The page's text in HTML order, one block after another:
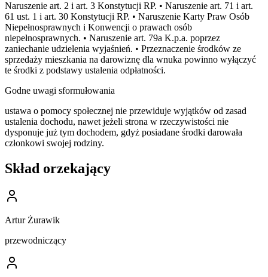
Naruszenie art. 2 i art. 3 Konstytucji RP. • Naruszenie art. 71 i art.
61 ust. 1 i art. 30 Konstytucji RP. • Naruszenie Karty Praw Osób
Niepełnosprawnych i Konwencji o prawach osób
niepełnosprawnych. • Naruszenie art. 79a K.p.a. poprzez
zaniechanie udzielenia wyjaśnień. • Przeznaczenie środków ze
sprzedaży mieszkania na darowiznę dla wnuka powinno wyłączyć
te środki z podstawy ustalenia odpłatności.
Godne uwagi sformułowania
ustawa o pomocy społecznej nie przewiduje wyjątków od zasad
ustalenia dochodu, nawet jeżeli strona w rzeczywistości nie
dysponuje już tym dochodem, gdyż posiadane środki darowała
członkowi swojej rodziny.
Skład orzekający
Artur Żurawik
przewodniczący